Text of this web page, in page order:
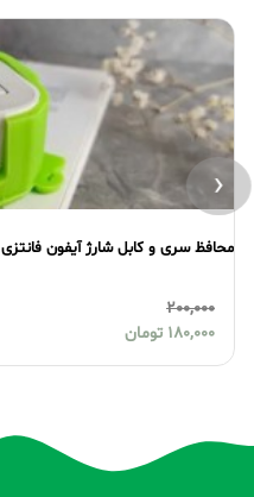
محافظ سری و کابل شارژ آیفون فانتزی
200,000
180,000 تومان
‹